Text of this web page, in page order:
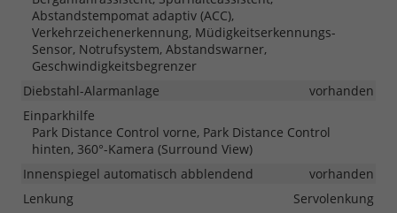
Abstandstempomat adaptiv (ACC),
Verkehrzeichenerkennung, Müdigkeitserkennungs-
Sensor, Notrufsystem, Abstandswarner,
Geschwindigkeitsbegrenzer
Diebstahl-Alarmanlage
vorhanden
Einparkhilfe
Park Distance Control vorne, Park Distance Control
hinten, 360°-Kamera (Surround View)
Innenspiegel automatisch abblendend
vorhanden
Lenkung
Servolenkung